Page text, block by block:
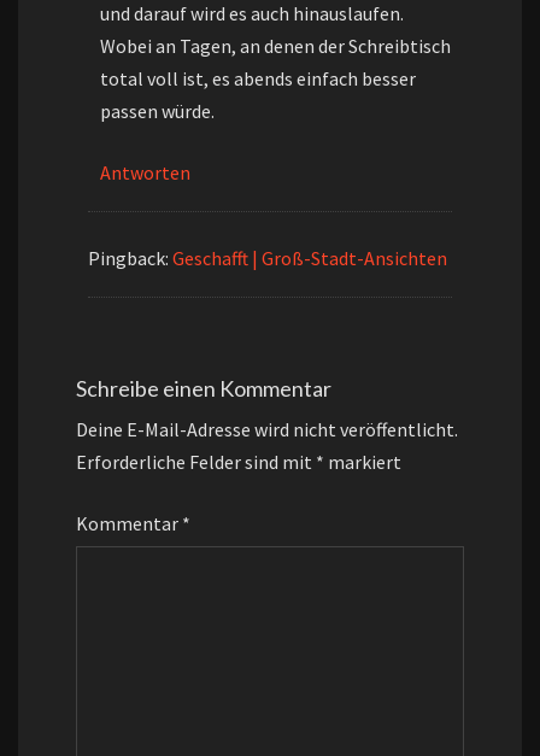
und darauf wird es auch hinauslaufen.
Wobei an Tagen, an denen der Schreibtisch
total voll ist, es abends einfach besser
passen würde.
Antworten
Pingback: Geschafft | Groß-Stadt-Ansichten
Schreibe einen Kommentar
Deine E-Mail-Adresse wird nicht veröffentlicht.
Erforderliche Felder sind mit * markiert
Kommentar *